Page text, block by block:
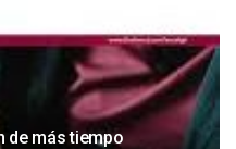
de más tiempo